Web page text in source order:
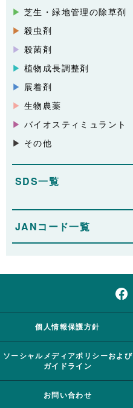
芝生・緑地管理の除草剤
殺虫剤
殺菌剤
植物成長調整剤
展着剤
生物農薬
バイオスティミュラント
その他
SDS一覧
JANコード一覧
個人情報保護方針
ソーシャルメディアポリシーおよび
ガイドライン
お問い合わせ